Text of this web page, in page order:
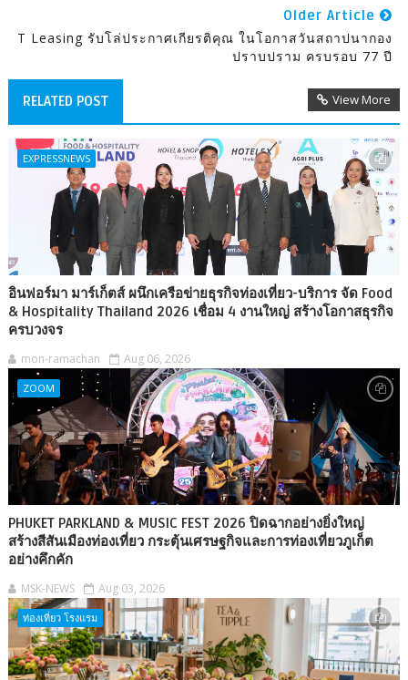
Older Article
T Leasing รับโล่ประกาศเกียรติคุณ ในโอกาสวันสถาปนากอง
ปราบปราม ครบรอบ 77 ปี
RELATED POST View More
EXPRESSNEWS
อินฟอร์มา มาร์เก็ตส์ ผนึกเครือข่ายธุรกิจท่องเที่ยว-บริการ จัด Food
& Hospitality Thailand 2026 เชื่อม 4 งานใหญ่ สร้างโอกาสธุรกิจ
ครบวงจร
mon-ramachan Aug 06, 2026
ZOOM
PHUKET PARKLAND & MUSIC FEST 2026 ปิดฉากอย่างยิ่งใหญ่
สร้างสีสันเมืองท่องเที่ยว กระตุ้นเศรษฐกิจและการท่องเที่ยวภูเก็ต
อย่างคึกคัก
MSK-NEWS Aug 03, 2026
ท่องเที่ยว โรงแรม